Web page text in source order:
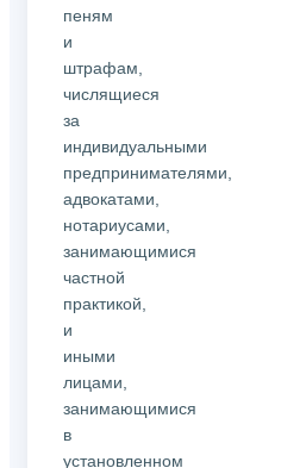
пеням
и
штрафам,
числящиеся
за
индивидуальными
предпринимателями,
адвокатами,
нотариусами,
занимающимися
частной
практикой,
и
иными
лицами,
занимающимися
в
установленном